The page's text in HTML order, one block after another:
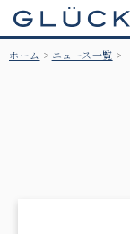
ホーム ニュース一覧